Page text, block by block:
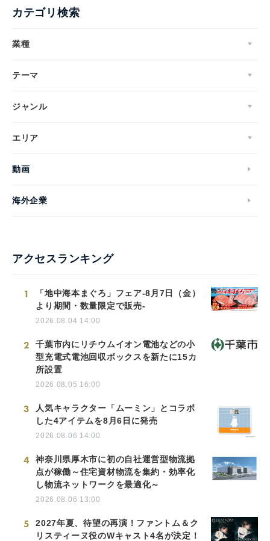
カテゴリ検索
業種
テーマ
ジャンル
エリア
動画
海外企業
アクセスランキング
1
「地中海本まぐろ」フェア-8月7日（金）
より期間・数量限定で販売-
2026.08.04 14:00
2
千葉市内にリチウムイオン電池などの小
型充電式電池回収ボックスを新たに15カ
所設置
2026.08.05 16:00
3
人気キャラクター「ムーミン」とコラボ
した4アイテムを8月6日に発売
2026.08.06 14:00
4
神奈川県厚木市に初の自社運営型物流拠
点が稼働～住宅資材物流を集約・効率化
し物流ネットワークを最適化～
2026.08.06 13:00
5
2027年夏、待望の再演！ファントム＆ク
リスティーヌ役のWキャスト4名が決定！